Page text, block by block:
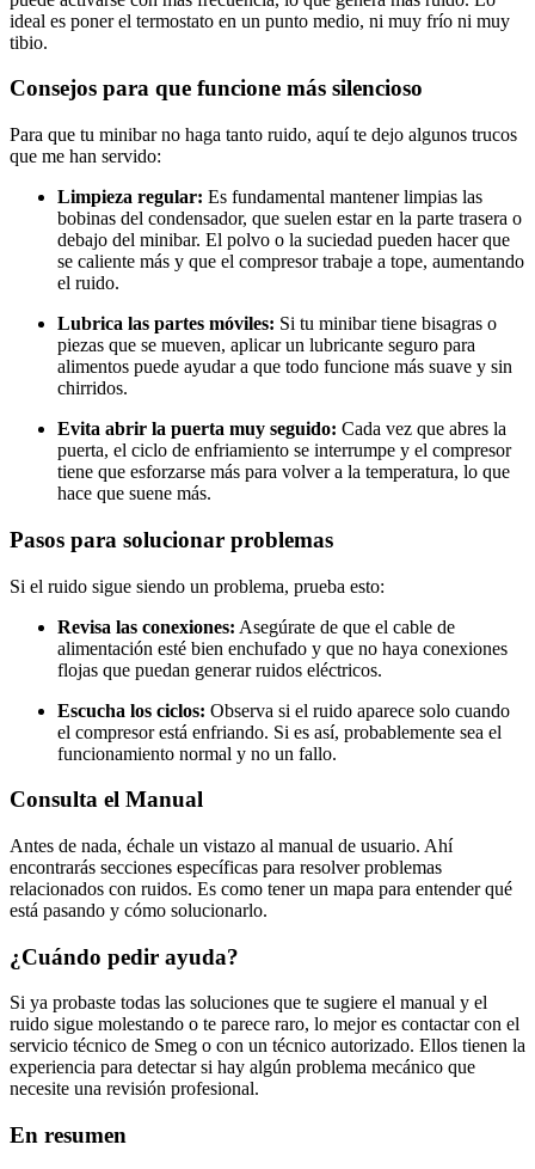
ideal es poner el termostato en un punto medio, ni muy frío ni muy
tibio.
Consejos para que funcione más silencioso
Para que tu minibar no haga tanto ruido, aquí te dejo algunos trucos
que me han servido:
Limpieza regular: Es fundamental mantener limpias las
bobinas del condensador, que suelen estar en la parte trasera o
debajo del minibar. El polvo o la suciedad pueden hacer que
se caliente más y que el compresor trabaje a tope, aumentando
el ruido.
Lubrica las partes móviles: Si tu minibar tiene bisagras o
piezas que se mueven, aplicar un lubricante seguro para
alimentos puede ayudar a que todo funcione más suave y sin
chirridos.
Evita abrir la puerta muy seguido: Cada vez que abres la
puerta, el ciclo de enfriamiento se interrumpe y el compresor
tiene que esforzarse más para volver a la temperatura, lo que
hace que suene más.
Pasos para solucionar problemas
Si el ruido sigue siendo un problema, prueba esto:
Revisa las conexiones: Asegúrate de que el cable de
alimentación esté bien enchufado y que no haya conexiones
flojas que puedan generar ruidos eléctricos.
Escucha los ciclos: Observa si el ruido aparece solo cuando
el compresor está enfriando. Si es así, probablemente sea el
funcionamiento normal y no un fallo.
Consulta el Manual
Antes de nada, échale un vistazo al manual de usuario. Ahí
encontrarás secciones específicas para resolver problemas
relacionados con ruidos. Es como tener un mapa para entender qué
está pasando y cómo solucionarlo.
¿Cuándo pedir ayuda?
Si ya probaste todas las soluciones que te sugiere el manual y el
ruido sigue molestando o te parece raro, lo mejor es contactar con el
servicio técnico de Smeg o con un técnico autorizado. Ellos tienen la
experiencia para detectar si hay algún problema mecánico que
necesite una revisión profesional.
En resumen